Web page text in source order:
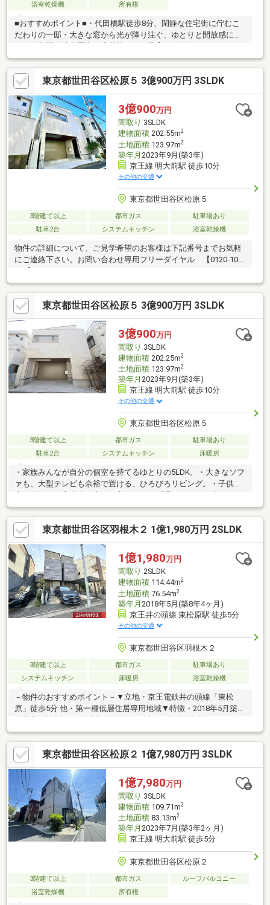
浴室乾燥機
所有権
■おすすめポイント■・代田橋駅徒歩8分、閑静な住宅街に佇むこ
だわりの一邸・大きな窓から光が降り注ぐ、ゆとりと開放感に満
仕事帰りのご見学も大歓迎・探し始めのお客様、正しい家探しを
お伝えします＊ご来店頂きアンケート回答でギフトカードプレゼ
ント！■交通アクセス■・京王線【代田橋】駅徒歩8分------------------
----お気軽に下記の《資料請求》又は《見学予約》ボタンをクリッ
ク！又は大和アクタス 0120-105-111(通話無料)まで
東京都世田谷区松原５ 3億900万円 3SLDK
3億900万円
間取り 3SLDK
建物面積202.55m2
土地面積123.97m2
築年月 2023年9月(築3年)
京王線 明大前駅 徒歩10分
その他の交通
東京都世田谷区松原５
3階建て以上 都市ガス
駐車場あり
駐車2台
システムキッチン 浴室乾燥機
物件の詳細について、ご見学希望のお客様は下記番号までお気軽
にご連絡下さい。お問い合わせ専用フリーダイヤル 【0120-104-
東京都世田谷区松原５ 3億900万円 3SLDK
3億900万円
間取り 3SLDK
建物面積202.25m2
土地面積123.97m2
築年月 2023年9月(築3年)
京王線 明大前駅 徒歩10分
その他の交通
東京都世田谷区松原５
3階建て以上 都市ガス
駐車場あり
駐車2台
システムキッチン 床暖房
・家族みんなが自分の個室を持てるゆとりの5LDK。・大きなソフ
ァも、大型テレビも余裕で置ける、ひろびろリビング。・子供が
友達をたくさん呼びたくなる、自慢したくなるほどの「邸宅」
感。
東京都世田谷区羽根木２ 1億1,980万円 2SLDK
1億1,980万円
間取り 2SLDK
建物面積114.44m2
土地面積76.54m2
築年月 2018年5月(築8年4ヶ月)
京王井の頭線 東松原駅 徒歩5分
その他の交通
東京都世田谷区羽根木２
3階建て以上 都市ガス
駐車場あり
システムキッチン
床暖房 浴室乾燥機
－物件のおすすめポイント－▼立地・京王電鉄井の頭線「東松
原」徒歩5分 他・第一種低層住居専用地域▼特徴・2018年5月築・
食洗機搭載・WIC付のサービススぺ―スは多用途に活用可・玄関が
すっきり片付くSIC有・3階は南北の両面バルコニー仕様・駐車1
台可(車種による)、駐輪スペース有▼設備・床暖房(LD)・浴室乾
燥機・トイレ2ヶ所▼周辺環境・トップパルケ松原店 徒歩7分(約
550m)■ ご希望の住まい探しをお手伝いします ━━━━━・・・
物件の詳細・ご相談はお気軽にお問い合わせください。
東京都世田谷区松原２ 1億7,980万円 3SLDK
1億7,980万円
間取り 3SLDK
建物面積109.71m2
土地面積83.13m2
築年月 2023年7月(築3年2ヶ月)
京王線 明大前駅 徒歩5分
東京都世田谷区松原２
3階建て以上 都市ガス
ルーフバルコニー
浴室乾燥機
所有権